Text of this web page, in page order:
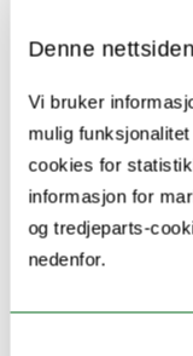
Denne
Vi bruker
mulig
cookies for
informasjon for
og tredjeparts-
nedenfor.
Atlantic region
are few and
knowledge of
from Jan
volcanic ash
near Jan
to get the